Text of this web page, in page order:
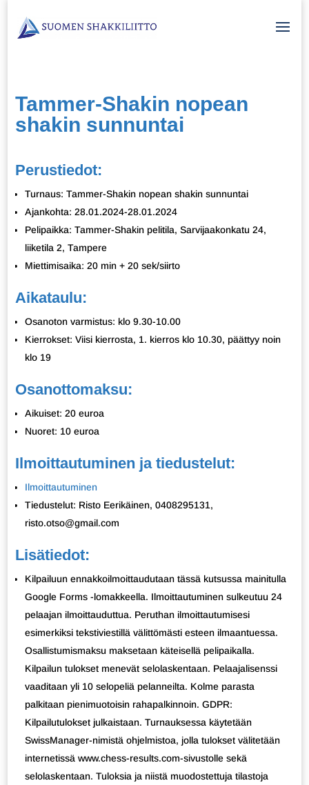
Tammer-Shakin nopean
shakin sunnuntai
Perustiedot:
Turnaus: Tammer-Shakin nopean shakin sunnuntai
Ajankohta: 28.01.2024-28.01.2024
Pelipaikka: Tammer-Shakin pelitila, Sarvijaakonkatu 24,
liiketila 2, Tampere
Miettimisaika: 20 min + 20 sek/siirto
Aikataulu:
Osanoton varmistus: klo 9.30-10.00
Kierrokset: Viisi kierrosta, 1. kierros klo 10.30, päättyy noin
klo 19
Osanottomaksu:
Aikuiset: 20 euroa
Nuoret: 10 euroa
Ilmoittautuminen ja tiedustelut:
Ilmoittautuminen
Tiedustelut: Risto Eerikäinen, 0408295131,
risto.otso@gmail.com
Lisätiedot:
Kilpailuun ennakkoilmoittaudutaan tässä kutsussa mainitulla
Google Forms -lomakkeella. Ilmoittautuminen sulkeutuu 24
pelaajan ilmoittauduttua. Peruthan ilmoittautumisesi
esimerkiksi tekstiviestillä välittömästi esteen ilmaantuessa.
Osallistumismaksu maksetaan käteisellä pelipaikalla.
Kilpailun tulokset menevät selolaskentaan. Pelaajalisenssi
vaaditaan yli 10 selopeliä pelanneilta. Kolme parasta
palkitaan pienimuotoisin rahapalkinnoin. GDPR:
Kilpailutulokset julkaistaan. Turnauksessa käytetään
SwissManager-nimistä ohjelmistoa, jolla tulokset välitetään
internetissä www.chess-results.com-sivustolle sekä
selolaskentaan. Tuloksia ja niistä muodostettuja tilastoja